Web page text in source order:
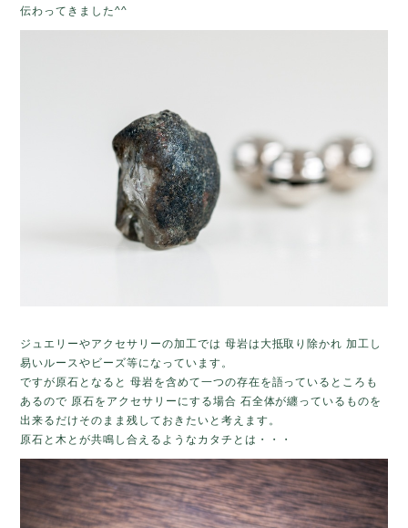
伝わってきました^^
ジュエリーやアクセサリーの加工では 母岩は大抵取り除かれ 加工し
易いルースやビーズ等になっています。
ですが原石となると 母岩を含めて一つの存在を語っているところも
あるので 原石をアクセサリーにする場合 石全体が纏っているものを
出来るだけそのまま残しておきたいと考えます。
原石と木とが共鳴し合えるようなカタチとは・・・